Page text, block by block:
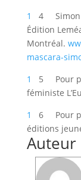
1
4 Simon
Édition
Montréal.
mascara-
1
5 Pour
féministe
1
6 Pour
éditions
Auteur